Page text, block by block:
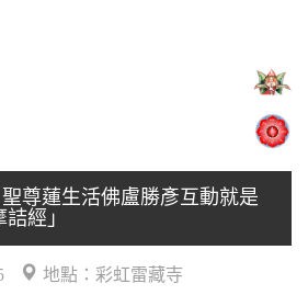
尊蓮生活佛盧勝彥互動就是
經」
地點：彩虹雷藏寺